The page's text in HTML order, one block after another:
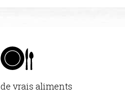
vrais aliments